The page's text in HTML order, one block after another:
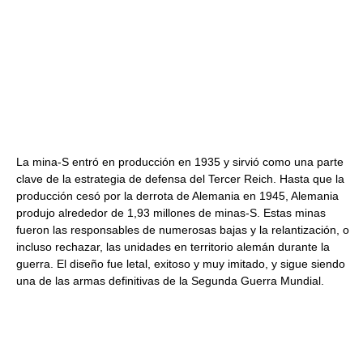
La mina-S entró en producción en 1935 y sirvió como una parte
clave de la estrategia de defensa del Tercer Reich. Hasta que la
producción cesó por la derrota de Alemania en 1945, Alemania
produjo alrededor de 1,93 millones de minas-S. Estas minas
fueron las responsables de numerosas bajas y la relantización, o
incluso rechazar, las unidades en territorio alemán durante la
guerra. El diseño fue letal, exitoso y muy imitado, y sigue siendo
una de las armas definitivas de la Segunda Guerra Mundial.